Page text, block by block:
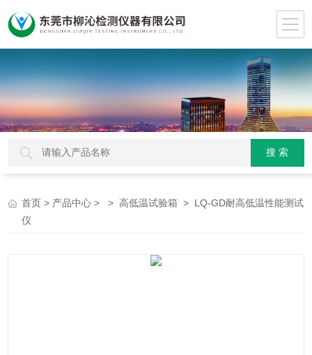
首页 > 产品中心 > >高低温试验箱 > LQ-GD耐高低温性能测试
仪